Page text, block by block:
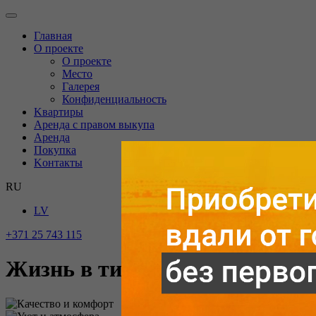
Главная
O проекте
О проекте
Mесто
Галерея
Конфиденциальность
Kвартиры
Аренда с правом выкупа
Аренда
Покупка
Kонтакты
RU
LV
+371 25 743 115
Жизнь в тихом зеленом